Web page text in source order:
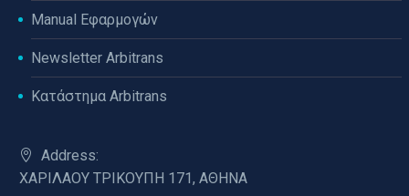
Manual Εφαρμογών
Newsletter Arbitrans
Κατάστημα Arbitrans
Address:
ΧΑΡΙΛΑΟΥ ΤΡΙΚΟΥΠΗ 171, ΑΘΗΝΑ